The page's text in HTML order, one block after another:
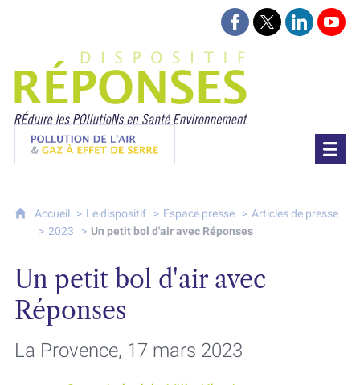
Pollution de l'air & gaz à effet de serre
Suivez-nous sur
Suivez-nous
Accueil Le dispositif Espace presse
Articles de presse
2023
Un petit bol d'air avec Réponses
Un petit bol d'air avec
Réponses
La Provence, 17 mars 2023